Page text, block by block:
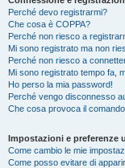
Perché devo registrarmi?
Che cosa è COPPA?
Perché non riesco a
Mi sono registrato ma non
Perché non riesco a
Mi sono registrato tempo fa,
Ho perso la mia password!
Perché vengo disconnesso
Che cosa provoca il
Impostazioni e preferenze
Come cambio le mie
Come posso evitare di